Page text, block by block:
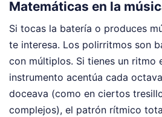
Matemáticas en la
Si tocas la batería o produces
te interesa. Los polirritmos son
con múltiplos. Si tienes un ritmo
instrumento acentúa cada
doceava (como en ciertos
complejos), el patrón rítmico